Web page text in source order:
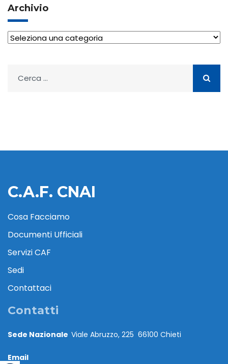
Archivio
Archivio
per:
C.A.F. CNAI
Cosa Facciamo
Documenti Ufficiali
Servizi CAF
Sedi
Contattaci
Contatti
Sede Nazionale Viale Abruzzo, 225 66100 Chieti
Email